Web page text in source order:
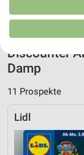
Discounter
Damp
11 Prospekte
Lidl
Verbesserung der
von Inhalten.
Daten können
USA gesendet werden.
Website/App.
Partnerliste
Wir nutzen Ihre Daten
Speichern von
auf einem